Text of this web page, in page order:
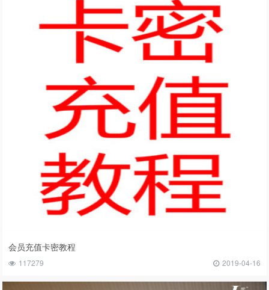
会员充值卡密教程
117279 2019-04-16